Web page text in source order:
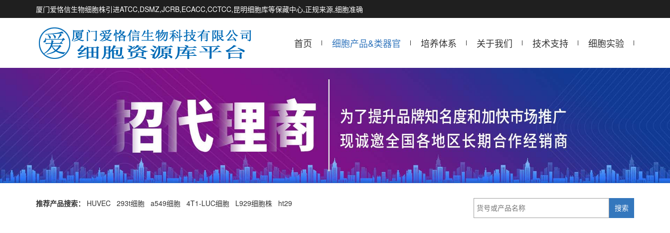
厦门爱恪信生物细胞株引进ATCC,DSMZ,JCRB,ECACC,CCTCC,昆明细胞库等保藏中心,正规来源,细胞准确
首页 细胞产品&类器官 培养体系 关于我们 技术支持 细胞实验
推荐产品搜索： HUVEC 293t细胞 a549细胞 4T1-LUC细胞 L929细胞株 ht29 搜索